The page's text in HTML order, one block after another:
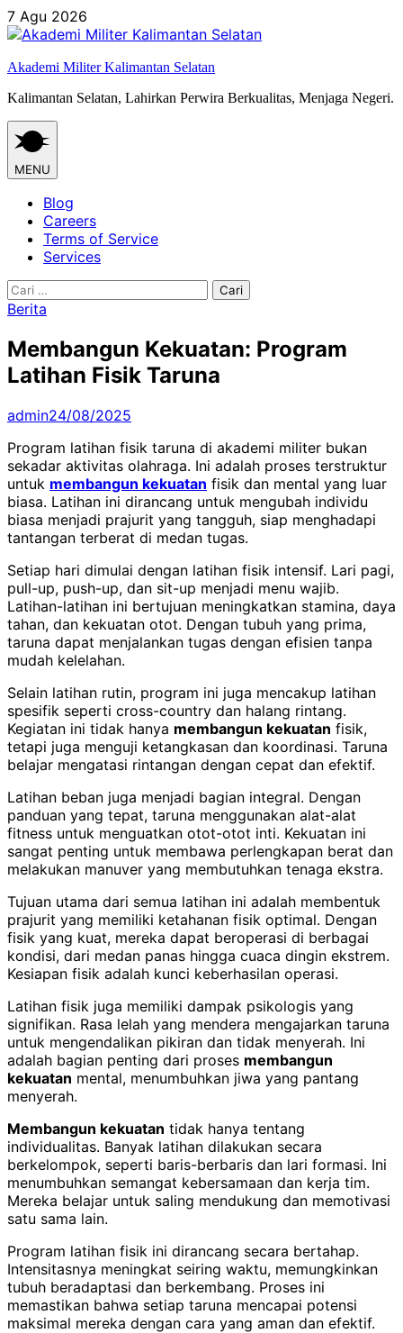
Skip
to
7 Agu 2026
Akademi Militer Kalimantan Selatan
Kalimantan Selatan, Lahirkan Perwira Berkualitas, Menjaga Negeri.
MENU
Blog
Careers
Terms of Service
Services
Cari
untuk:
Berita
Membangun Kekuatan: Program
Latihan Fisik Taruna
admin24/08/2025
Program latihan fisik taruna di akademi militer bukan
sekadar aktivitas olahraga. Ini adalah proses terstruktur
untuk membangun kekuatan fisik dan mental yang luar
biasa. Latihan ini dirancang untuk mengubah individu
biasa menjadi prajurit yang tangguh, siap menghadapi
tantangan terberat di medan tugas.
Setiap hari dimulai dengan latihan fisik intensif. Lari pagi,
pull-up, push-up, dan sit-up menjadi menu wajib.
Latihan-latihan ini bertujuan meningkatkan stamina, daya
tahan, dan kekuatan otot. Dengan tubuh yang prima,
taruna dapat menjalankan tugas dengan efisien tanpa
mudah kelelahan.
Selain latihan rutin, program ini juga mencakup latihan
spesifik seperti cross-country dan halang rintang.
Kegiatan ini tidak hanya membangun kekuatan fisik,
tetapi juga menguji ketangkasan dan koordinasi. Taruna
belajar mengatasi rintangan dengan cepat dan efektif.
Latihan beban juga menjadi bagian integral. Dengan
panduan yang tepat, taruna menggunakan alat-alat
fitness untuk menguatkan otot-otot inti. Kekuatan ini
sangat penting untuk membawa perlengkapan berat dan
melakukan manuver yang membutuhkan tenaga ekstra.
Tujuan utama dari semua latihan ini adalah membentuk
prajurit yang memiliki ketahanan fisik optimal. Dengan
fisik yang kuat, mereka dapat beroperasi di berbagai
kondisi, dari medan panas hingga cuaca dingin ekstrem.
Kesiapan fisik adalah kunci keberhasilan operasi.
Latihan fisik juga memiliki dampak psikologis yang
signifikan. Rasa lelah yang mendera mengajarkan taruna
untuk mengendalikan pikiran dan tidak menyerah. Ini
adalah bagian penting dari proses membangun
kekuatan mental, menumbuhkan jiwa yang pantang
menyerah.
Membangun kekuatan tidak hanya tentang
individualitas. Banyak latihan dilakukan secara
berkelompok, seperti baris-berbaris dan lari formasi. Ini
menumbuhkan semangat kebersamaan dan kerja tim.
Mereka belajar untuk saling mendukung dan memotivasi
satu sama lain.
Program latihan fisik ini dirancang secara bertahap.
Intensitasnya meningkat seiring waktu, memungkinkan
tubuh beradaptasi dan berkembang. Proses ini
memastikan bahwa setiap taruna mencapai potensi
maksimal mereka dengan cara yang aman dan efektif.